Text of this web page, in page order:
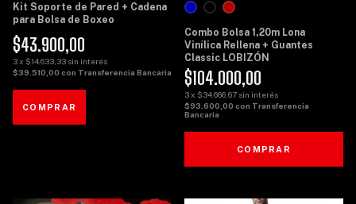
Kit Soporte de Pared + Cadena
para Bolsa de Boxeo
$43.900,00
3x $14.633,33 sin interés
$39.510,00 con Transferencia Bancaria
Combo Bolsa 1,20m Lona
Vinílica Rellena + Guantes
Classic LOBIZÓN
$104.000,00
3x $34.666,67 sin interés
$93.600,00 con Transferencia
Bancaria
COMPRAR